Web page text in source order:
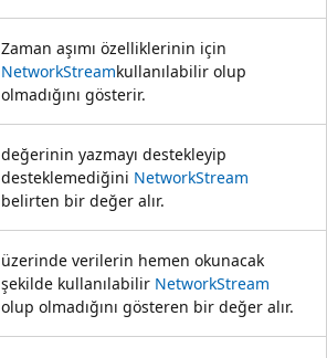
Zaman aşımı özelliklerinin için
NetworkStreamkullanılabilir olup
olmadığını gösterir.
değerinin yazmayı destekleyip
desteklemediğini NetworkStream
belirten bir değer alır.
üzerinde verilerin hemen okunacak
şekilde kullanılabilir NetworkStream
olup olmadığını gösteren bir değer alır.